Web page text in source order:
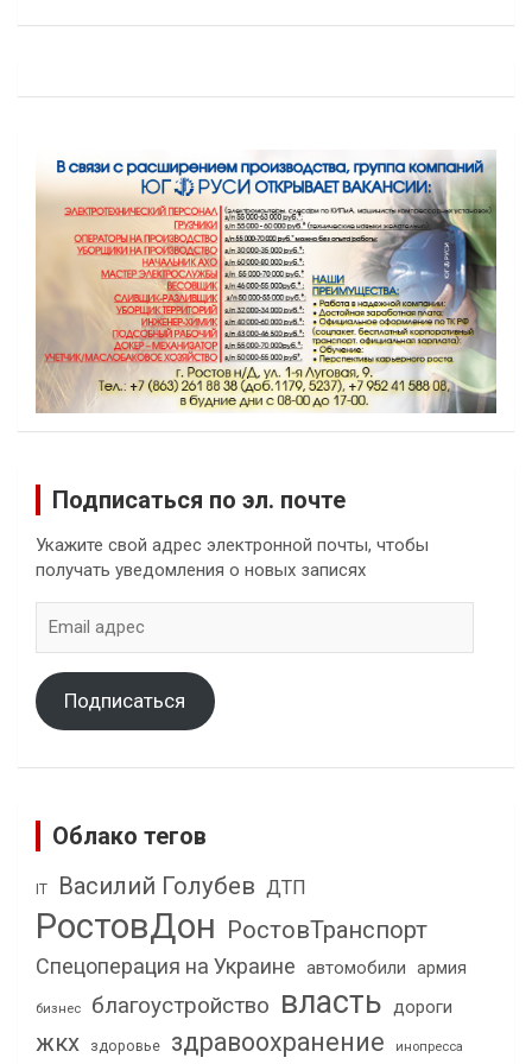
Подписаться по эл. почте
Укажите свой адрес электронной почты, чтобы
получать уведомления о новых записях
адрес
Подписаться
Облако тегов
IT Василий Голубев ДТП
РостовДон РостовТранспорт
Спецоперация на Украине автомобили армия
бизнес благоустройство власть дороги
жкх здоровье здравоохранение инопресса